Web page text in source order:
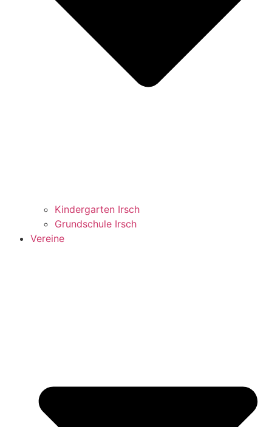
Kindergarten Irsch
Grundschule Irsch
Vereine